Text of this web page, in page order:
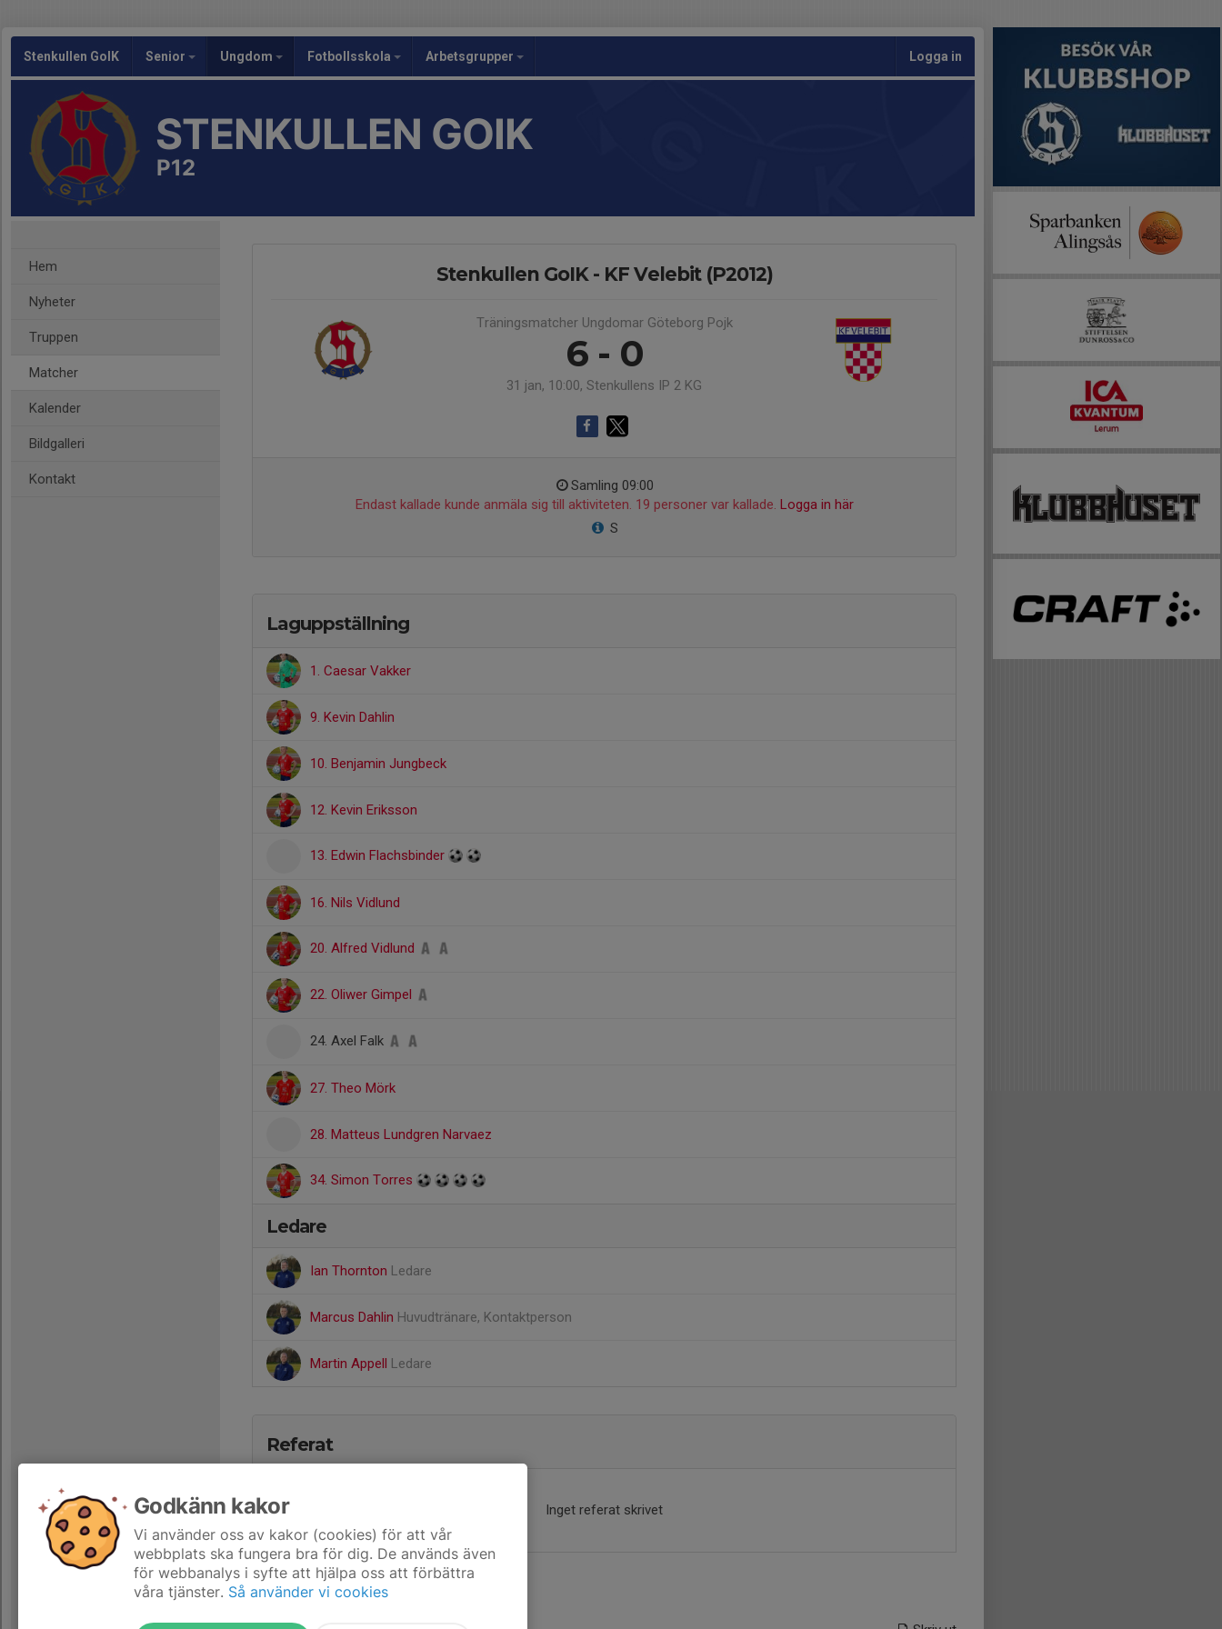
Stenkullen GoIK Senior Ungdom Fotbollsskola Arbetsgrupper Logga in
STENKULLEN GOIK
P12
Hem
Nyheter
Truppen
Matcher
Kalender
Bildgalleri
Kontakt
Stenkullen GoIK - KF Velebit (P2012)
Träningsmatcher Ungdomar Göteborg Pojk
6 - 0
31 jan, 10:00, Stenkullens IP 2 KG
Samling 09:00
Endast kallade kunde anmäla sig till aktiviteten. 19 personer var kallade. Logga in här
S
Laguppställning
1. Caesar Vakker
9. Kevin Dahlin
10. Benjamin Jungbeck
12. Kevin Eriksson
13. Edwin Flachsbinder
16. Nils Vidlund
20. Alfred Vidlund
22. Oliwer Gimpel
24. Axel Falk
27. Theo Mörk
28. Matteus Lundgren Narvaez
34. Simon Torres
Ledare
Ian Thornton Ledare
Marcus Dahlin Huvudtränare, Kontaktperson
Martin Appell Ledare
Referat
Inget referat skrivet
Godkänn kakor
Vi använder oss av kakor (cookies) för att vår
webbplats ska fungera bra för dig. De används även
för webbanalys i syfte att hjälpa oss att förbättra
våra tjänster. Så använder vi cookies